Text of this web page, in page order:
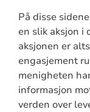
På disse
en slik aksjon i
aksjonen er
engasjement
menigheten
informasjon
verden over